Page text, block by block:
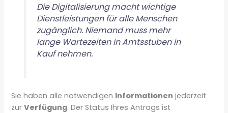
Die Digitalisierung macht wichtige
Dienstleistungen für alle Menschen
zugänglich. Niemand muss mehr
lange Wartezeiten in Amtsstuben in
Kauf nehmen.
Sie haben alle notwendigen Informationen jederzeit
zurVerfügung. Der Status Ihres Antrags ist